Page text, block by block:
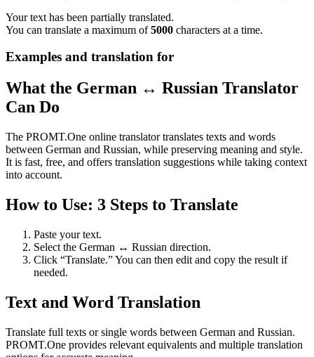
Your text has been partially translated.
You can translate a maximum of5000 characters at a time.
Examples and translation for
What the German ↔ Russian Translator
Can Do
The PROMT.One online translator translates texts and words
between German and Russian, while preserving meaning and style.
It is fast, free, and offers translation suggestions while taking context
into account.
How to Use: 3 Steps to Translate
Paste your text.
Select the German ↔ Russian direction.
Click “Translate.” You can then edit and copy the result if
needed.
Text and Word Translation
Translate full texts or single words between German and Russian.
PROMT.One provides relevant equivalents and multiple translation